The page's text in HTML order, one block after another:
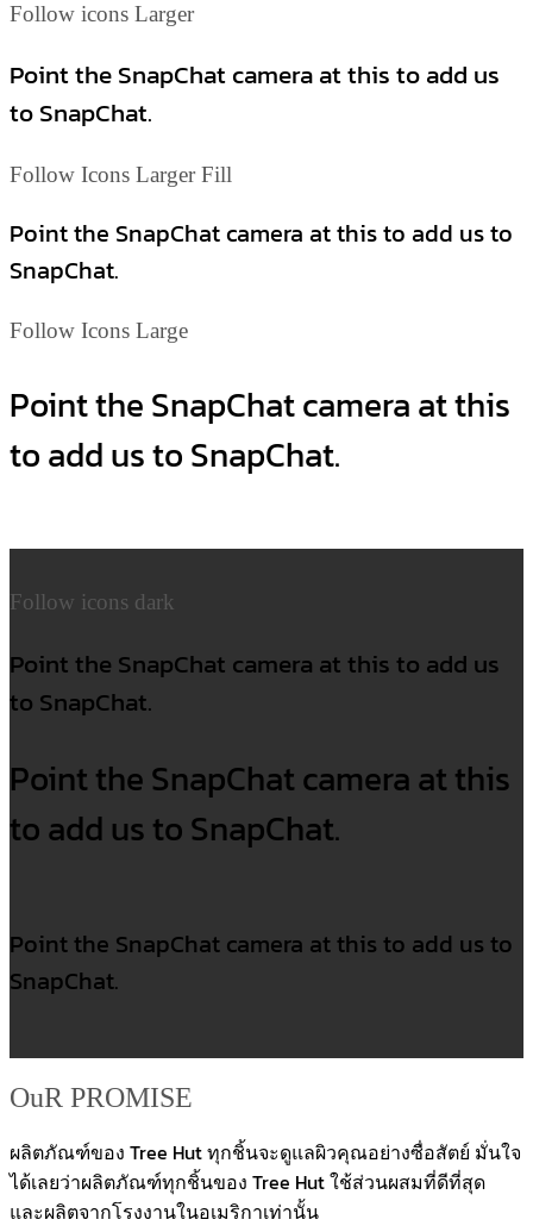
Follow icons Larger
Point the SnapChat camera at this to add us
to SnapChat.
Follow Icons Larger Fill
Point the SnapChat camera at this to add us to
SnapChat.
Follow Icons Large
Point the SnapChat camera at this
to add us to SnapChat.
Follow icons dark
Point the SnapChat camera at this to add us
to SnapChat.
Point the SnapChat camera at this
to add us to SnapChat.
Point the SnapChat camera at this to add us to
SnapChat.
OuR PROMISE
ผลิตภัณฑ์ของ Tree Hut ทุกชิ้นจะดูแลผิวคุณอย่างซื่อสัตย์ มั่นใจ
ได้เลยว่าผลิตภัณฑ์ทุกชิ้นของ Tree Hut ใช้ส่วนผสมที่ดีที่สุด
และผลิตจากโรงงานในอเมริกาเท่านั้น